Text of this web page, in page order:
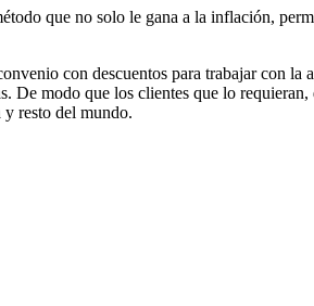
que no solo le gana a la inflación,
con descuentos para trabajar con la
De modo que los clientes que lo
resto del mundo.